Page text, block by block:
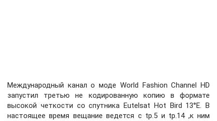
Международный канал о моде World Fashion Channel HD
запустил третью не кодированную копию в формате
высокой четкости со спутника Eutelsat Hot Bird 13°E. В
настоящее время вещание ведется с tp.5 и tp.14 ,к ним